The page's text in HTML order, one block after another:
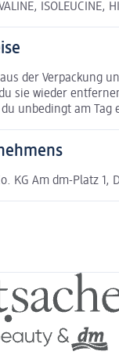
ISOLEUCINE,
der Verpackung
sie wieder
unbedingt am Tag
KG Am dm-Platz 1,